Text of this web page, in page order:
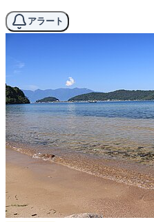
アラート